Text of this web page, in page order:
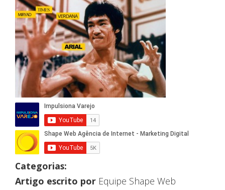
Categorias:
Artigo escrito por Equipe Shape Web